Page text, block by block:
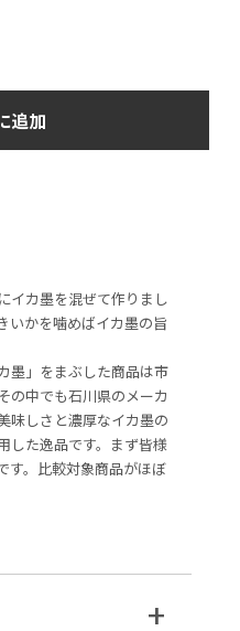
追加
イカ墨を混ぜて作りまし
いかを噛めばイカ墨の旨
墨」をまぶした商品は市
の中でも石川県のメーカ
味しさと濃厚なイカ墨の
した逸品です。まず皆様
す。比較対象商品がほぼ